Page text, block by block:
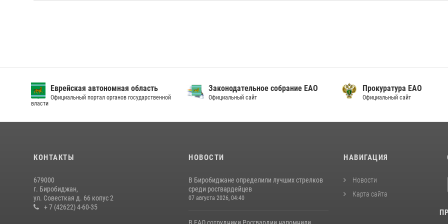
Еврейская автономная область
Официальный портал органов государственной
власти
Законодательное собрание ЕАО
Официальный сайт
Прокуратура ЕАО
Официальный сайт
КОНТАКТЫ
679000
г. Биробиджан,
ул. Совесткая д. 66 копус 2
+ 7 (42622) 4-60-35
НОВОСТИ
В Биробиджане определили лучших стрелков
среди росгвардейцев
07 августа 2026, 04:40
НАВИГАЦИЯ
Новости
Карта сайта